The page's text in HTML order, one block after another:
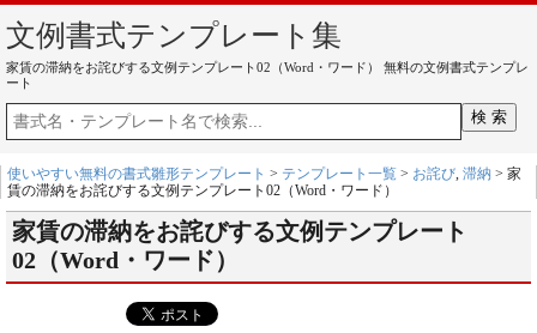
文例書式テンプレート集
家賃の滞納をお詫びする文例テンプレート02（Word・ワード） 無料の文例書式テンプレ
ート
使いやすい無料の書式雛形テンプレート > テンプレート一覧 > お詫び, 滞納 > 家
賃の滞納をお詫びする文例テンプレート02（Word・ワード）
家賃の滞納をお詫びする文例テンプレート
02（Word・ワード）